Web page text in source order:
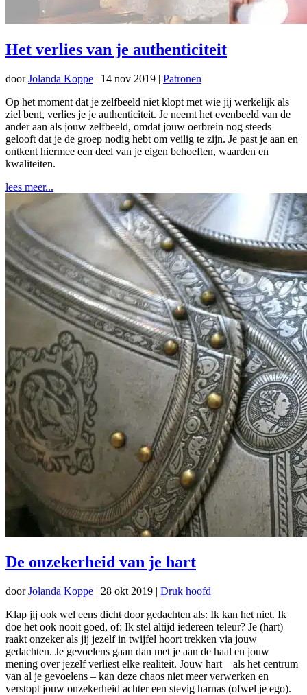
Het verlies van je authenticiteit
doorJolanda Koppe | 14 nov 2019 | Patronen
Op het moment dat je zelfbeeld niet klopt met wie jij werkelijk als
ziel bent, verlies je je authenticiteit. Je neemt het evenbeeld van de
ander aan als jouw zelfbeeld, omdat jouw oerbrein nog steeds
gelooft dat je de groep nodig hebt om veilig te zijn. Je past je aan en
ontkent hiermee een deel van je eigen behoeften, waarden en
kwaliteiten.
lees meer...
De onzekerheid van je hart
doorJolanda Koppe | 28 okt 2019 | Druk hoofd
Klap jij ook wel eens dicht door gedachten als: Ik kan het niet. Ik
doe het ook nooit goed, of: Ik stel altijd iedereen teleur? Je (hart)
raakt onzeker als jij jezelf in twijfel hoort trekken via jouw
gedachten. Je gevoelens gaan dan met je aan de haal en jouw
mening over jezelf verliest elke realiteit. Jouw hart – als het centrum
van al je gevoelens – kan deze chaos niet meer verwerken en
verstopt jouw onzekerheid achter een stevig harnas (ofwel je ego).